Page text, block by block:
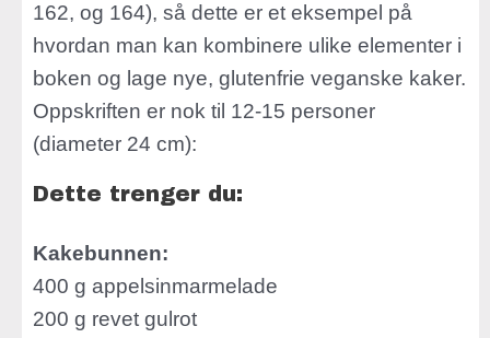
162, og 164), så dette er et eksempel på
hvordan man kan kombinere ulike elementer i
boken og lage nye, glutenfrie veganske kaker.
Oppskriften er nok til 12-15 personer
(diameter 24 cm):
Dette trenger du:
Kakebunnen:
400 g appelsinmarmelade
200 g revet gulrot